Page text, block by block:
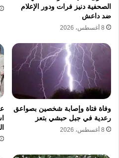
نهاية المطاف بل هو تحول
ضد العنف المؤسسي الذي
عبئا ثقيلا يرهق كاهل
تذكر الوثيقة الصادرة
من هؤلاء الضحايا يظل
العدالة الغائبة، وتشدد
رحيل الشباب إلى سطور
بمرور الوقت، فكل نهاية
الصحفية دنيز فرات ودور الإعلام
ضد داعش
8 أغسطس، 2026
وفاة فتاة وإصابة شخصين بصواعق
رعدية في جبل حبشي بتعز
8 أغسطس، 2026